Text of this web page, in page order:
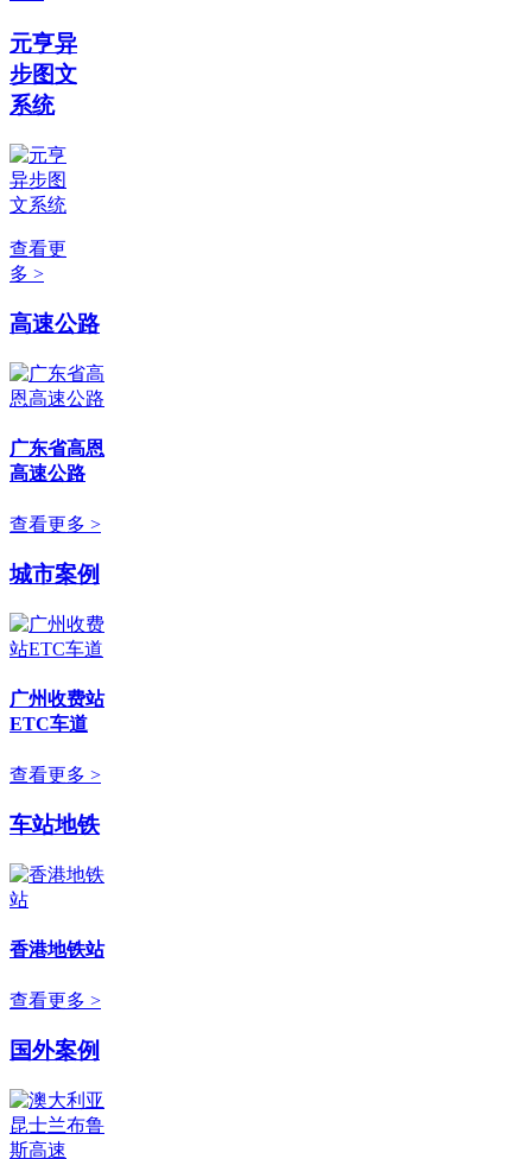
元亨异
步图文
系统
查看更
多 >
高速公路
广东省高恩
高速公路
查看更多 >
城市案例
广州收费站
ETC车道
查看更多 >
车站地铁
香港地铁站
查看更多 >
国外案例